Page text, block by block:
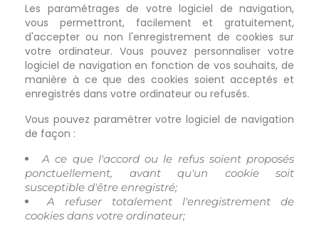
Les paramétrages de votre logiciel de navigation,
vous permettront, facilement et gratuitement,
d'accepter ou non l'enregistrement de cookies sur
votre ordinateur. Vous pouvez personnaliser votre
logiciel de navigation en fonction de vos souhaits, de
manière à ce que des cookies soient acceptés et
enregistrés dans votre ordinateur ou refusés.
Vous pouvez paramétrer votre logiciel de navigation
de façon :
A ce que l'accord ou le refus soient proposés
ponctuellement, avant qu'un cookie soit
susceptible d'être enregistré;
A refuser totalement l'enregistrement de
cookies dans votre ordinateur;